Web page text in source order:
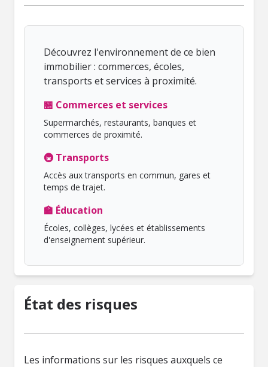
Découvrez l'environnement de ce bien
immobilier : commerces, écoles,
transports et services à proximité.
🏪 Commerces et services
Supermarchés, restaurants, banques et
commerces de proximité.
🚇 Transports
Accès aux transports en commun, gares et
temps de trajet.
🏫 Éducation
Écoles, collèges, lycées et établissements
d'enseignement supérieur.
État des risques
Les informations sur les risques auxquels ce